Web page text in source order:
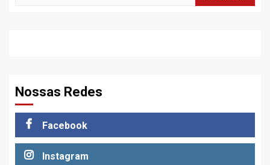
Nossas Redes
Facebook
Instagram